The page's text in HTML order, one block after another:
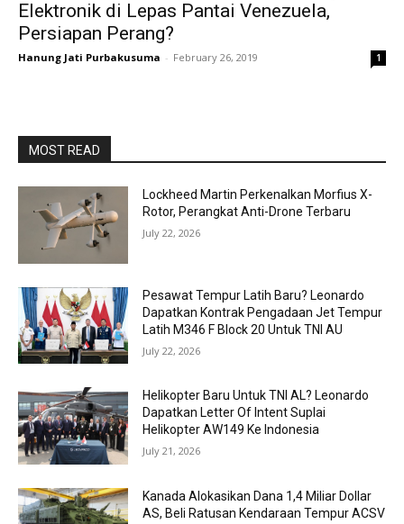
Elektronik di Lepas Pantai Venezuela,
Persiapan Perang?
Hanung Jati Purbakusuma - February 26, 2019 1
MOST READ
Lockheed Martin Perkenalkan Morfius X-
Rotor, Perangkat Anti-Drone Terbaru
July 22, 2026
Pesawat Tempur Latih Baru? Leonardo
Dapatkan Kontrak Pengadaan Jet Tempur
Latih M346 F Block 20 Untuk TNI AU
July 22, 2026
Helikopter Baru Untuk TNI AL? Leonardo
Dapatkan Letter Of Intent Suplai
Helikopter AW149 Ke Indonesia
July 21, 2026
Kanada Alokasikan Dana 1,4 Miliar Dollar
AS, Beli Ratusan Kendaraan Tempur ACSV